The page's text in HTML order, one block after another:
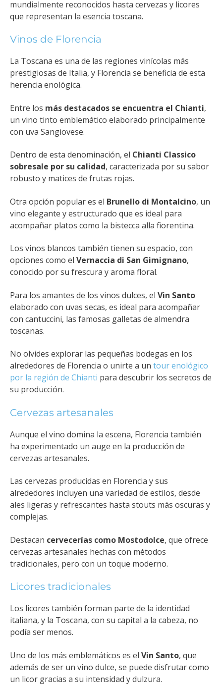
mundialmente reconocidos hasta cervezas y licores
que representan la esencia toscana.
Vinos de Florencia
La Toscana es una de las regiones vinícolas más
prestigiosas de Italia, y Florencia se beneficia de esta
herencia enológica.
Entre los más destacados se encuentra el Chianti,
un vino tinto emblemático elaborado principalmente
con uva Sangiovese.
Dentro de esta denominación, el Chianti Classico
sobresale por su calidad, caracterizada por su sabor
robusto y matices de frutas rojas.
Otra opción popular es el Brunello di Montalcino, un
vino elegante y estructurado que es ideal para
acompañar platos como la bistecca alla fiorentina.
Los vinos blancos también tienen su espacio, con
opciones como el Vernaccia di San Gimignano,
conocido por su frescura y aroma floral.
Para los amantes de los vinos dulces, el Vin Santo
elaborado con uvas secas, es ideal para acompañar
con cantuccini, las famosas galletas de almendra
toscanas.
No olvides explorar las pequeñas bodegas en los
alrededores de Florencia o unirte a un tour enológico
por la región de Chianti para descubrir los secretos de
su producción.
Cervezas artesanales
Aunque el vino domina la escena, Florencia también
ha experimentado un auge en la producción de
cervezas artesanales.
Las cervezas producidas en Florencia y sus
alrededores incluyen una variedad de estilos, desde
ales ligeras y refrescantes hasta stouts más oscuras y
complejas.
Destacan cervecerías como Mostodolce, que ofrece
cervezas artesanales hechas con métodos
tradicionales, pero con un toque moderno.
Licores tradicionales
Los licores también forman parte de la identidad
italiana, y la Toscana, con su capital a la cabeza, no
podía ser menos.
Uno de los más emblemáticos es el Vin Santo, que
además de ser un vino dulce, se puede disfrutar como
un licor gracias a su intensidad y dulzura.